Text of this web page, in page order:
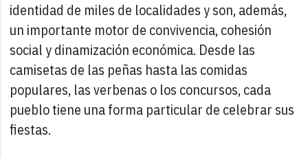
identidad de miles de localidades y son, además,
un importante motor de convivencia, cohesión
social y dinamización económica. Desde las
camisetas de las peñas hasta las comidas
populares, las verbenas o los concursos, cada
pueblo tiene una forma particular de celebrar sus
fiestas.